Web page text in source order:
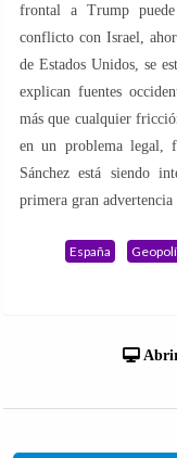
frontal a Trump puede
conflicto con Israel,
de Estados Unidos, se
explican fuentes
más que cualquier
en un problema legal,
Sánchez está siendo
primera gran
España